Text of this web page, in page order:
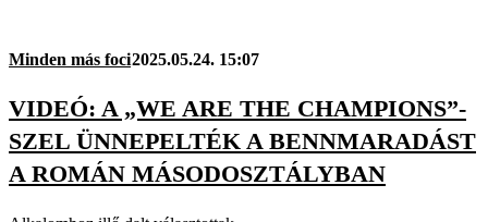
Minden más foci2025.05.24. 15:07
VIDEÓ: A „WE ARE THE CHAMPIONS”-
SZEL ÜNNEPELTÉK A BENNMARADÁST
A ROMÁN MÁSODOSZTÁLYBAN